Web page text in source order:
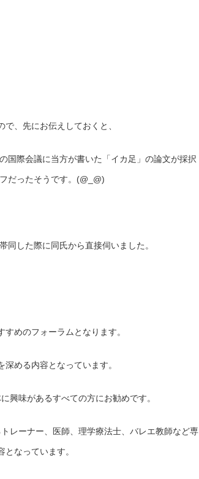
、先にお伝えしておくと、
国際会議に当方が書いた「イカ足」の論文が採択
だったそうです。(@_@)
同した際に同氏から直接伺いました。
めのフォーラムとなります。
める内容となっています。
興味があるすべての方にお勧めです。
レーナー、医師、理学療法士、バレエ教師など専
なっています。